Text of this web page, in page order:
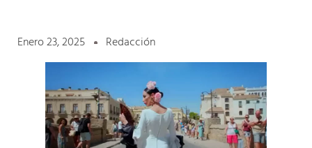
Enero 23, 2025 Redacción